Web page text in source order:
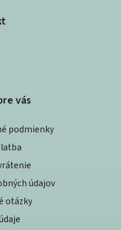
vás
podmienky
údajov
otázky